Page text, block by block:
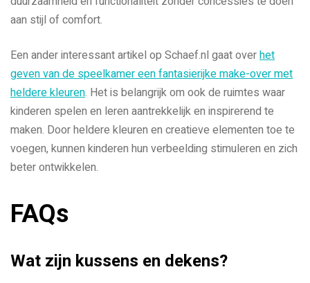
aan stijl of comfort.
Een ander interessant artikel op Schaef.nl gaat overhet
geven van de speelkamer een fantasierijke make-over met
heldere kleuren. Het is belangrijk om ook de ruimtes waar
kinderen spelen en leren aantrekkelijk en inspirerend te
maken. Door heldere kleuren en creatieve elementen toe te
voegen, kunnen kinderen hun verbeelding stimuleren en zich
beter ontwikkelen.
FAQs
Wat zijn kussens en dekens?